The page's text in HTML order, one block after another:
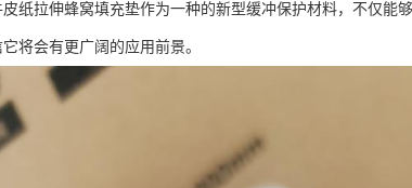
纸拉伸蜂窝填充垫作为一种的新型缓冲保护材料，不仅能
将会有更广阔的应用前景。